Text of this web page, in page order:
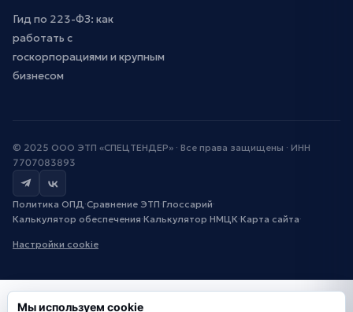
Гид по 223-ФЗ: как
работать с
госкорпорациями и крупным
бизнесом
© 2025 ООО ЭТП «СПЕЦТЕНДЕР» · Все права защищены · ИНН
7707083893
Политика ОПД·Сравнение ЭТП·Глоссарий·
Калькулятор обеспечения·Калькулятор НМЦК·Карта сайта·
Настройки cookie
Мы используем cookie